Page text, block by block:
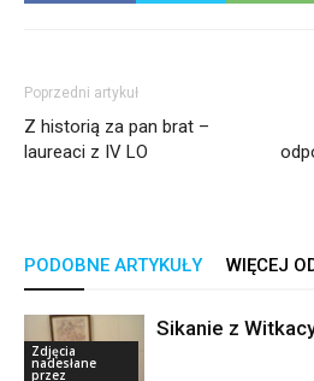
Poprzedni artykuł
Z historią za pan brat –
laureaci z IV LO
PODOBNE ARTYKUŁY WIĘCEJ
Zdjęcia
nadesłane
przez
Sikanie z